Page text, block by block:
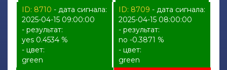
ID: 8710 - дата сигнала:
2025-04-15 09:00:00
- результат:
yes 0.4534 %
- цвет:
green
ID: 8709 - дата сигнала:
2025-04-15 08:00:00
- результат:
no -0.3871 %
- цвет:
green